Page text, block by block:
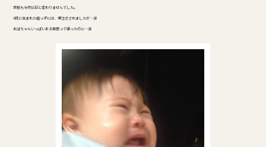
家族も全然以前と変わりませんでした。
4月に生まれた姪っ子には、爆泣きされましたが…涙
おばちゃんいっぱいお土産買って帰ったのに…涙